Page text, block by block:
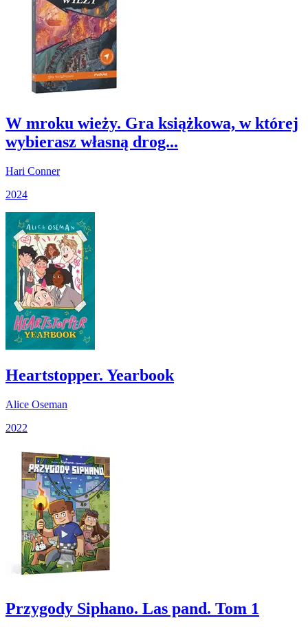
W mroku wieży. Gra książkowa, w której
wybierasz własną drog...
Hari Conner
2024
Heartstopper. Yearbook
Alice Oseman
2022
Przygody Siphano. Las pand. Tom 1